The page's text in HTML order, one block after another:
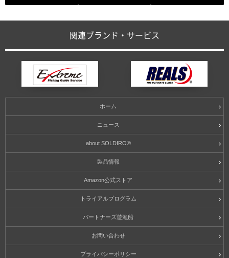
関連ブランド・サービス
ホーム
ニュース
about SOLDIRO®
製品情報
Amazon公式ストア
トライアルプログラム
パートナーズ遊漁船
お問い合わせ
プライバシーポリシー